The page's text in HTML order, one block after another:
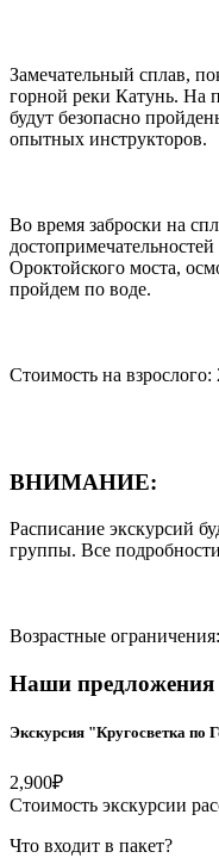
Замечательный сплав,
горной реки Катунь. На
будут безопасно
опытных инструкторов.
Во время заброски на
Ороктойского моста,
пройдем по воде.
Стоимость на взрослого:
ВНИМАНИЕ:
Расписание экскурсий
группы. Все
Возрастные
Наши предложения
Экскурсия "Кругосветка по
2,900₽
Стоимость экскурсии
Что входит в пакет?